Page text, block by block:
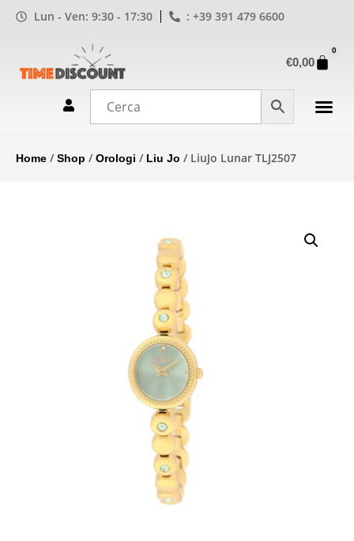
Lun - Ven: 9:30 - 17:30 : +39 391 479 6600
€0,00
0
Home /Shop /Orologi / Liu Jo / LiuJo Lunar TLJ2507